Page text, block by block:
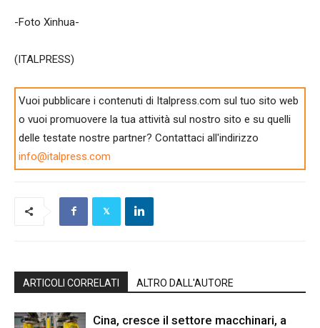
-Foto Xinhua-
(ITALPRESS)
Vuoi pubblicare i contenuti di Italpress.com sul tuo sito web
o vuoi promuovere la tua attività sul nostro sito e su quelli
delle testate nostre partner? Contattaci all'indirizzo
info@italpress.com
ARTICOLI CORRELATI ALTRO DALL'AUTORE
Cina, cresce il settore macchinari, a